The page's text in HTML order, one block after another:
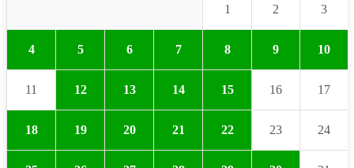
1 2 3
4 5 6 7 8 9 10
11 12 13 14 15 16 17
18 19 20 21 22 23 24